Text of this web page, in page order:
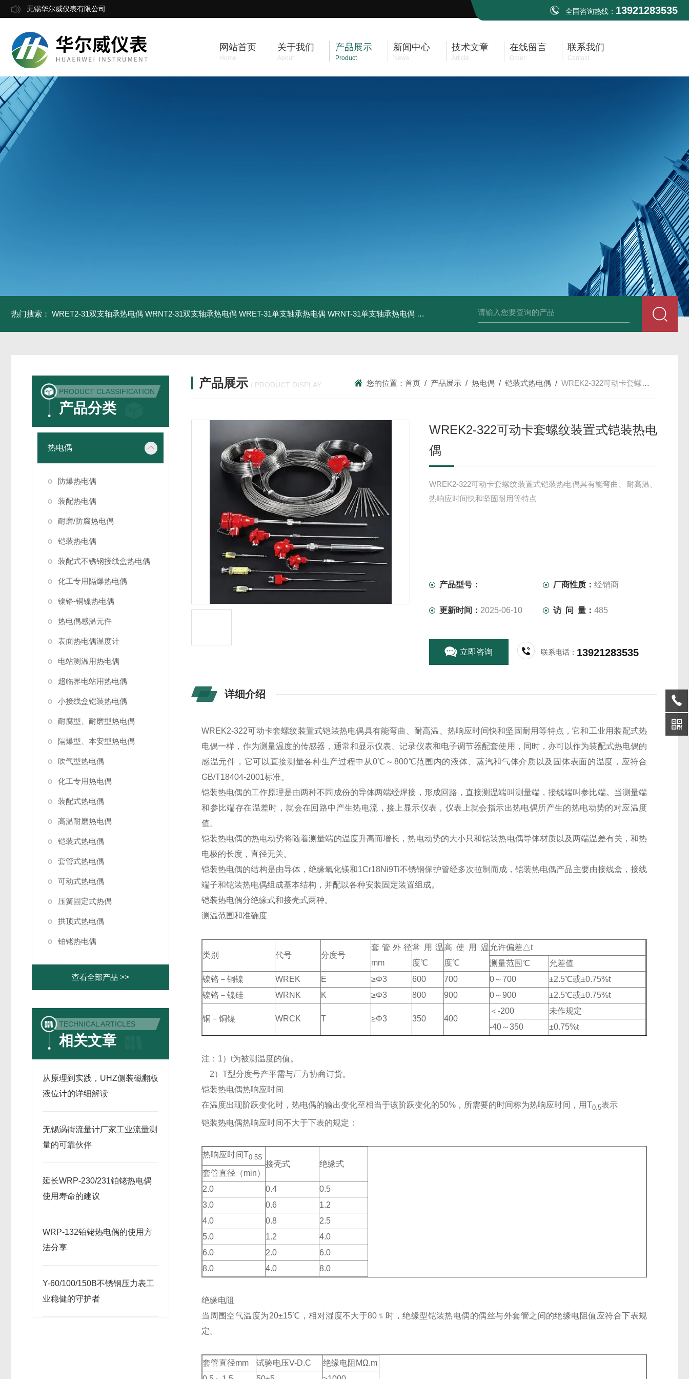
无锡华尔威仪表有限公司 全国咨询热线： 13921283535
网站首页
Home
关于我们
About
产品展示
Product
新闻中心
News
技术文章
Article
在线留言
Order
联系我们
Contact
热门搜索： WRET2-31双支轴承热电偶 WRNT2-31双支轴承热电偶 WRET-31单支轴承热电偶 WRNT-31单支轴承热电偶 WZP-731套管式热电阻 WZP2-731套管式热电阻 塑料液面计
PRODUCT CLASSIFICATION
产品分类
热电偶
防爆热电偶
装配热电偶
耐磨/防腐热电偶
铠装热电偶
装配式不锈钢接线盒热电偶
化工专用隔爆热电偶
镍铬-铜镍热电偶
热电偶感温元件
表面热电偶温度计
电站测温用热电偶
超临界电站用热电偶
小接线盒铠装热电偶
耐腐型、耐磨型热电偶
隔爆型、本安型热电偶
吹气型热电偶
化工专用热电偶
装配式热电偶
高温耐磨热电偶
铠装式热电偶
套管式热电偶
可动式热电偶
压簧固定式热偶
拱顶式热电偶
铂铑热电偶
查看全部产品 >>
TECHNICAL ARTICLES
相关文章
从原理到实践，UHZ侧装磁翻板
液位计的详细解读
无锡涡街流量计厂家工业流量测
量的可靠伙伴
延长WRP-230/231铂铑热电偶
使用寿命的建议
WRP-132铂铑热电偶的使用方
法分享
Y-60/100/150B不锈钢压力表工
业稳健的守护者
产品展示 / PRODUCT DISPLAY 您的位置：首页 / 产品展示 /热电偶 /铠装式热电偶 /WREK2-322可动卡套螺纹装置式铠装热电偶
WREK2-322可动卡套螺纹装置式铠装热电
偶
WREK2-322可动卡套螺纹装置式铠装热电偶具有能弯曲、耐高温、
热响应时间快和坚固耐用等特点
产品型号： 厂商性质：经销商
更新时间： 2025-06-10 访 问 量：485
立即咨询 联系电话： 13921283535
详细介绍
WREK2-322可动卡套螺纹装置式铠装热电偶具有能弯曲、耐高温、热响应时间快和坚固耐用等特点，它和工业用装配式热
电偶一样，作为测量温度的传感器，通常和显示仪表、记录仪表和电子调节器配套使用，同时，亦可以作为装配式热电偶的
感温元件，它可以直接测量各种生产过程中从0℃～800℃范围内的液体、蒸汽和气体介质以及固体表面的温度，应符合
GB/T18404-2001标准。
铠装热电偶的工作原理是由两种不同成份的导体两端经焊接，形成回路，直接测温端叫测量端，接线端叫参比端。当测量端
和参比端存在温差时，就会在回路中产生热电流，接上显示仪表，仪表上就会指示出热电偶所产生的热电动势的对应温度
值。
铠装热电偶的热电动势将随着测量端的温度升高而增长，热电动势的大小只和铠装热电偶导体材质以及两端温差有关，和热
电极的长度，直径无关。
铠装热电偶的结构是由导体，绝缘氧化镁和1Cr18Ni9Ti不锈钢保护管经多次拉制而成，铠装热电偶产品主要由接线盒，接线
端子和铠装热电偶组成基本结构，并配以各种安装固定装置组成。
铠装热电偶分绝缘式和接壳式两种。
测温范围和准确度
类别 代号 分度号
套管外径
mm
常用温
度℃
高使用温
度℃
允许偏差△t
测量范围℃
允差值
镍铬－铜镍
WREK E ≥Φ3 600 700 0～700
±2.5℃或±0.75%t
镍铬－镍硅
WRNK K ≥Φ3 800 900 0～900 ±2.5℃或±0.75%t
铜－铜镍 WRCK T ≥Φ3 350 400
＜-200
未作规定
-40～350
±0.75%t
注：1）t为被测温度的值。
2）T型分度号产平需与厂方协商订货。
铠装热电偶热响应时间
在温度出现阶跃变化时，热电偶的输出变化至相当于该阶跃变化的50%，所需要的时间称为热响应时间，用T0.5表示
铠装热电偶热响应时间不大于下表的规定：
热响应时间T0.5S
接壳式
绝缘式
套管直径（min）
2.0
0.4
0.5
3.0
0.6
1.2
4.0
0.8
2.5
5.0
1.2
4.0
6.0
2.0
6.0
8.0
4.0 8.0
绝缘电阻
当周围空气温度为20±15℃，相对湿度不大于80﹪时，绝缘型铠装热电偶的偶丝与外套管之间的绝缘电阻值应符合下表规
定。
套管直径mm 试验电压V-D.C
绝缘电阻MΩ.m